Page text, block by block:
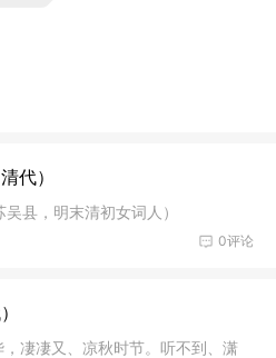
代）
县，明末清初女词人）
0评论
凄凄又、凉秋时节。听不到、潇